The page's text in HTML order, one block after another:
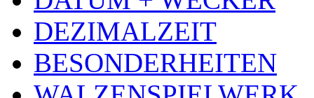
DEZIMALZEIT
BESONDERHEITEN